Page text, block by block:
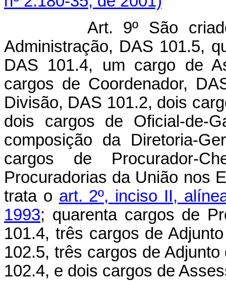
Art. 9º São criados
Administração, DAS 101.5,
DAS 101.4, um cargo de
cargos de Coordenador,
Divisão, DAS 101.2, dois
dois cargos de Oficial-de-
composição da Diretoria-
cargos de Procurador-
Procuradorias da União nos
trata o art. 2º, inciso II,
1993; quarenta cargos de
101.4, três cargos de
102.5, três cargos de
102.4, e dois cargos de